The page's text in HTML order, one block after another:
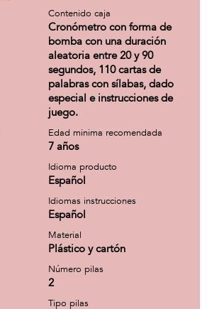
Contenido caja
Cronómetro con forma de
bomba con una duración
aleatoria entre 20 y 90
segundos, 110 cartas de
palabras con sílabas, dado
especial e instrucciones de
juego.
Edad minima recomendada
7 años
Idioma producto
Español
Idiomas instrucciones
Español
Material
Plástico y cartón
Número pilas
2
Tipo pilas